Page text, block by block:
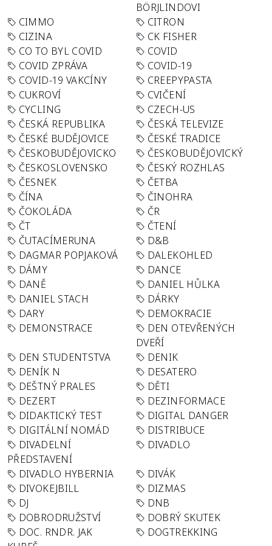
BÖRJLINDOVI
CIMMO
CITRON
CIZINA
CK FISHER
CO TO BYL COVID
COVID
COVID ZPRÁVA
COVID-19
COVID-19 VAKCÍNY
CREEPYPASTA
CUKROVÍ
CVIČENÍ
CYCLING
CZECH-US
ČESKÁ REPUBLIKA
ČESKÁ TELEVIZE
ČESKÉ BUDĚJOVICE
ČESKÉ TRADICE
ČESKOBUDĚJOVICKO
ČESKOBUDĚJOVICKÝ
ČESKOSLOVENSKO
ČESKÝ ROZHLAS
ČESNEK
ČETBA
ČÍNA
ČINOHRA
ČOKOLÁDA
ČR
ČT
ČTENÍ
ČUTACÍMERUNA
D&B
DAGMAR POPJAKOVÁ
DALEKOHLED
DÁMY
DANCE
DANĚ
DANIEL HŮLKA
DANIEL STACH
DÁRKY
DARY
DEMOKRACIE
DEMONSTRACE
DEN OTEVŘENÝCH
DVEŘÍ
DEN STUDENTSTVA
DENIK
DENÍK N
DESATERO
DEŠTNÝ PRALES
DĚTI
DEZERT
DEZINFORMACE
DIDAKTICKÝ TEST
DIGITAL DANGER
DIGITÁLNÍ NOMÁD
DISTRIBUCE
DIVADELNÍ
PŘEDSTAVENÍ
DIVADLO
DIVADLO HYBERNIA
DIVÁK
DIVOKEJBILL
DIZMAS
DJ
DNB
DOBRODRUŽSTVÍ
DOBRÝ SKUTEK
DOC. RNDR. JAK
DOGTREKKING